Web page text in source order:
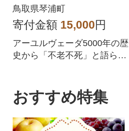
鳥取県琴浦町
寄付金額 15,000円
アーユルヴェーダ5000年の歴
史から「不老不死」と語られ
おすすめ特集